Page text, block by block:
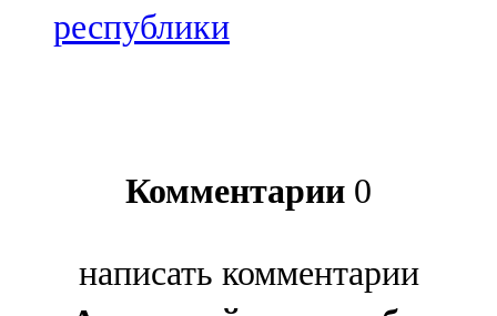
республики
Комментарии 0
написать комментарии